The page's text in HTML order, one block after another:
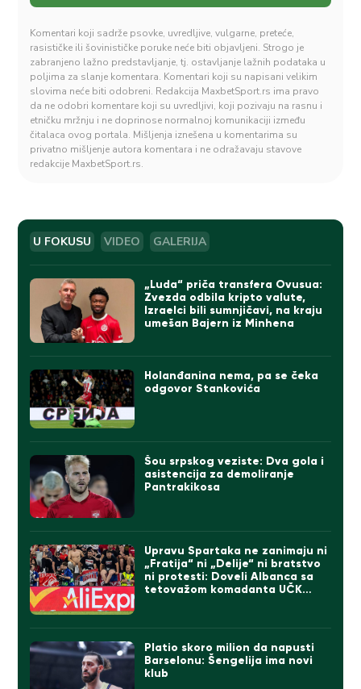
Komentari koji sadrže psovke, uvredljive, vulgarne, preteće,
rasističke ili šovinističke poruke neće biti objavljeni. Strogo je
zabranjeno lažno predstavljanje, tj. ostavljanje lažnih podataka u
poljima za slanje komentara. Komentari koji su napisani velikim
slovima neće biti odobreni. Redakcija MaxbetSport.rs ima pravo
da ne odobri komentare koji su uvredljivi, koji pozivaju na rasnu i
etničku mržnju i ne doprinose normalnoj komunikaciji između
čitalaca ovog portala. Mišljenja iznešena u komentarima su
privatno mišljenje autora komentara i ne odražavaju stavove
redakcije MaxbetSport.rs.
U FOKUSU VIDEO GALERIJA
„Luda“ priča transfera Ovusua:
Zvezda odbila kripto valute,
Izraelci bili sumnjičavi, na kraju
umešan Bajern iz Minhena
Holanđanina nema, pa se čeka
odgovor Stankovića
Šou srpskog veziste: Dva gola i
asistencija za demoliranje
Pantrakikosa
Upravu Spartaka ne zanimaju ni
„Fratija“ ni „Delije“ ni bratstvo
ni protesti: Doveli Albanca sa
tetovažom komadanta UČK
Platio skoro milion da napusti
Barselonu: Šengelija ima novi
klub